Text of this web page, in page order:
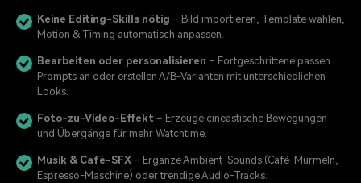
Keine Editing-Skills nötig – Bild importieren, Template wählen,
Motion & Timing automatisch anpassen.
Bearbeiten oder personalisieren – Fortgeschrittene passen
Prompts an oder erstellen A/B-Varianten mit unterschiedlichen
Looks.
Foto-zu-Video-Effekt – Erzeuge cineastische Bewegungen
und Übergänge für mehr Watchtime.
Musik & Café-SFX – Ergänze Ambient-Sounds (Café-Murmeln,
Espresso-Maschine) oder trendige Audio-Tracks.